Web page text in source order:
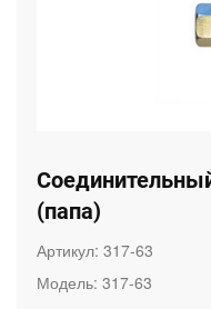
(папа)
Артикул: 317-63
Модель: 317-63